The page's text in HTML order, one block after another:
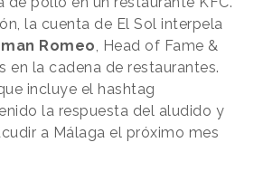
la cuenta de El Sol interpela
Romeo, Head of Fame &
en la cadena de restaurantes.
incluye el hashtag
la respuesta del aludido y
a Málaga el próximo mes